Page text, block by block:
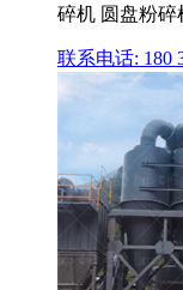
碎机 圆盘粉碎
联系电话: 180